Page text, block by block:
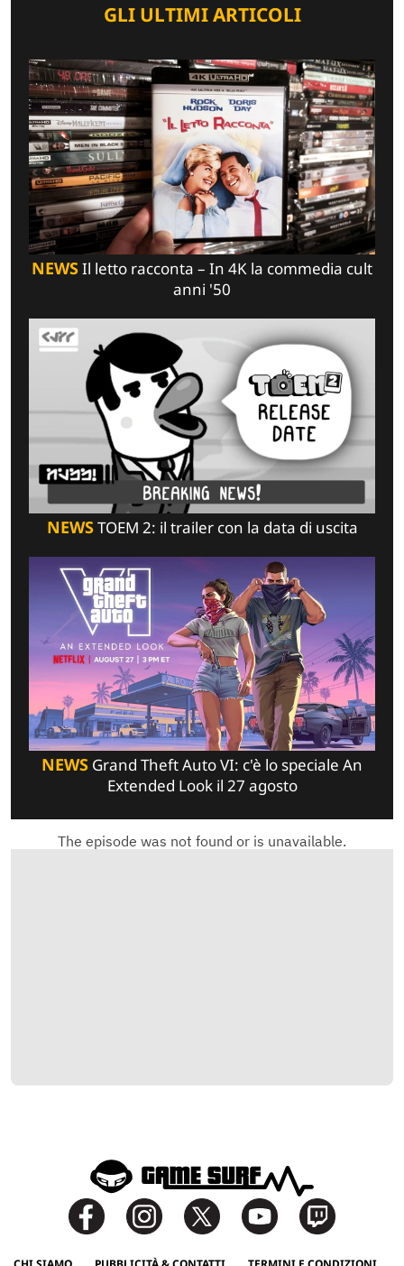
GLI ULTIMI ARTICOLI
NEWSIl letto racconta – In 4K la commedia cult
anni '50
NEWSTOEM 2: il trailer con la data di uscita
NEWS Grand Theft Auto VI: c'è lo speciale An
Extended Look il 27 agosto